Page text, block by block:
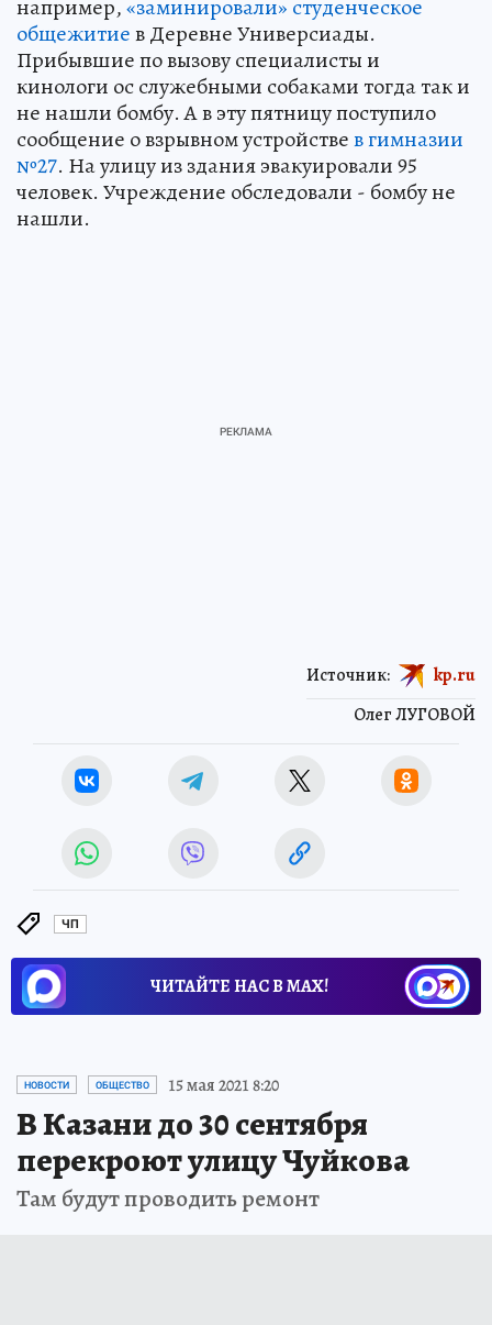
например,«заминировали» студенческое
общежитиев Деревне Универсиады.
Прибывшие по вызову специалисты и
кинологи ос служебными собаками тогда так и
не нашли бомбу. А в эту пятницу поступило
сообщение о взрывном устройствев гимназии
№27. На улицу из здания эвакуировали 95
человек. Учреждение обследовали - бомбу не
нашли.
Олег ЛУГОВОЙ
Источник: kp.ru
ЧП
ЧИТАЙТЕ НАС В МАХ!
НОВОСТИ ОБЩЕСТВО 15 мая 2021 8:20
В Казани до 30 сентября
перекроют улицу Чуйкова
Там будут проводить ремонт